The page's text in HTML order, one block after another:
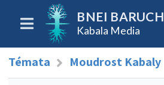
BNEI BARUCH
Kabala Media
Témata Moudrost Kabaly